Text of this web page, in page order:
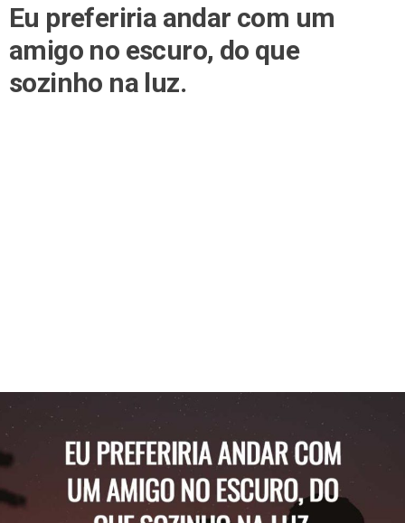
Eu preferiria andar com um
amigo no escuro, do que
sozinho na luz.